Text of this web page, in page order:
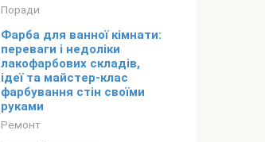
Поради
Фарба для ванної кімнати:
переваги і недоліки
лакофарбових складів,
ідеї та майстер-клас
фарбування стін своїми
руками
Ремонт